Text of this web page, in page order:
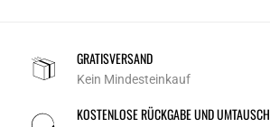
GRATISVERSAND
Kein Mindesteinkauf
KOSTENLOSE RÜCKGABE UND UMTAUSCH